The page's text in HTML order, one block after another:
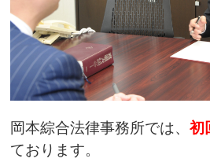
岡本綜合法律事務所では、初
ております。